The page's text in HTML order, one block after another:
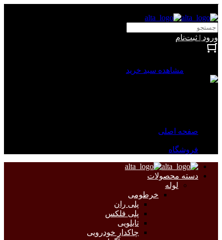
ورود | ثبت‌نام
مشاهده سبد خرید
صفحه اصلی
فروشگاه
دسته محصولات
لوله
خرطومی
پلی ران
پلی فلکس
تابلویی
چاکدار خودرویی